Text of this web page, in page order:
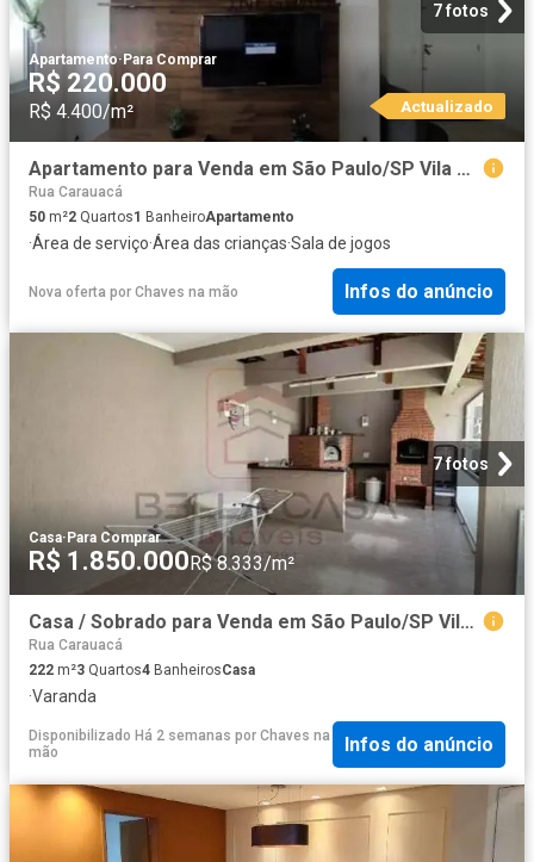
7 fotos
Apartamento·Para Comprar
R$ 220.000
R$ 4.400/m² Actualizado
Apartamento para Venda em São Paulo/SP Vila Arapuã 2 Quartos
Rua Carauacá
50 m²2 Quartos1 BanheiroApartamento
·Área de serviço·Área das crianças·Sala de jogos
Nova oferta por Chaves na mão Infos do anúncio
7 fotos
Casa·Para Comprar
R$ 1.850.000R$ 8.333/m²
Casa / Sobrado para Venda em São Paulo/SP Vila Zelina 3 Quartos
Rua Carauacá
222 m²3 Quartos4 BanheirosCasa
·Varanda
Disponibilizado Há 2 semanas por Chaves na
mão
Infos do anúncio